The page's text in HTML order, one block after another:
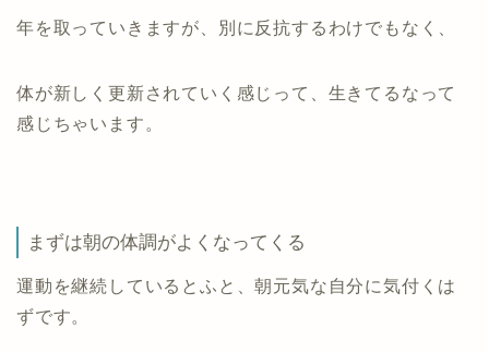
年を取っていきますが、別に反抗するわけでもなく、
体が新しく更新されていく感じって、生きてるなって
感じちゃいます。
まずは朝の体調がよくなってくる
運動を継続しているとふと、朝元気な自分に気付くは
ずです。